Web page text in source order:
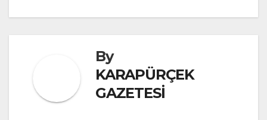
By
KARAPÜRÇEK
GAZETESİ